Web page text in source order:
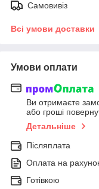
Самовивіз
Всі умови доставки
Умови оплати
Ви отримаєте
або гроші
Детальніше
Післяплата
Оплата на
Готівкою